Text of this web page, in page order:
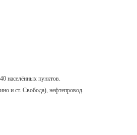
населённых пунктов.
и ст. Свобода), нефтепровод.